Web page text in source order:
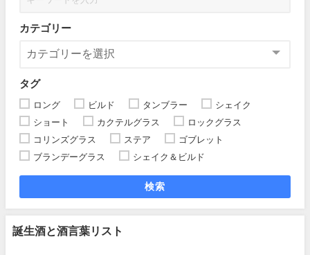
カテゴリー
タグ
ロング ビルド タンブラー
シェイク
ショート
カクテルグラス
ロックグラス
コリンズグラス
ステア
ゴブレット
ブランデーグラス
シェイク＆ビルド
検索
誕生酒と酒言葉リスト